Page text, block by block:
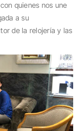
quienes nos une
a su
de la relojería y las